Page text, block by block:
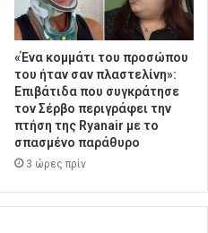
«Ένα κομμάτι του προσώπου
του ήταν σαν πλαστελίνη»:
Επιβάτιδα που συγκράτησε
τον Σέρβο περιγράφει την
πτήση της Ryanair με το
σπασμένο παράθυρο
3 ώρες πρίν